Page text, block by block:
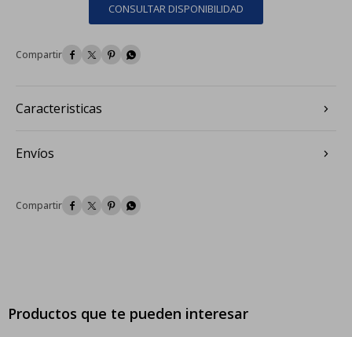
CONSULTAR DISPONIBILIDAD
   
Caracteristicas
Envíos
   
Productos que te pueden interesar